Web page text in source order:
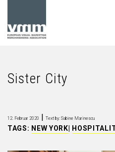
Sister City
12. Februar 2020 | Text by: Sabine Marinescu
TAGS: NEW YORK